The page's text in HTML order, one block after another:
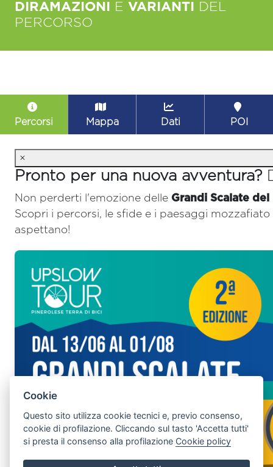
DIRAMAZIONI E VARIANTI
DEL
PERCORSO
Prali - Tredici Laghi - Colle
Percorsi Mappa Dati POI
Cookie
Questo sito utilizza cookie tecnici e, previo consenso,
cookie di profilazione. Cliccando sul tasto 'Accetta tutti'
si presta il consenso alla profilazione Cookie policy
×
Pronto per una nuova avventura?
Non perderti l'emozione delle Grandi Scalate
Scopri i percorsi, le sfide e i paesaggi mozzafiato
aspettano!